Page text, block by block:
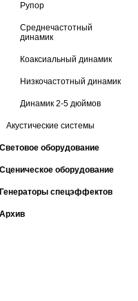
Рупор
Среднечастотный
динамик
Коаксиальный динамик
Низкочастотный динамик
Динамик 2-5 дюймов
Акустические системы
Световое оборудование
Сценическое оборудование
Генераторы спецэффектов
Архив